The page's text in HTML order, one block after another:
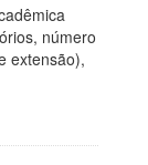
número
extensão),